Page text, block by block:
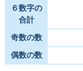
６数字の
合計
奇数の数
偶数の数